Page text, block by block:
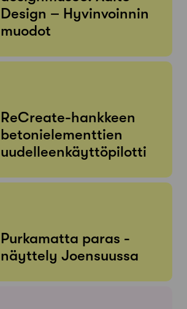
Design – Hyvinvoinnin
muodot
ReCreate-hankkeen
betonielementtien
uudelleenkäyttöpilotti
Purkamatta paras -
näyttely Joensuussa